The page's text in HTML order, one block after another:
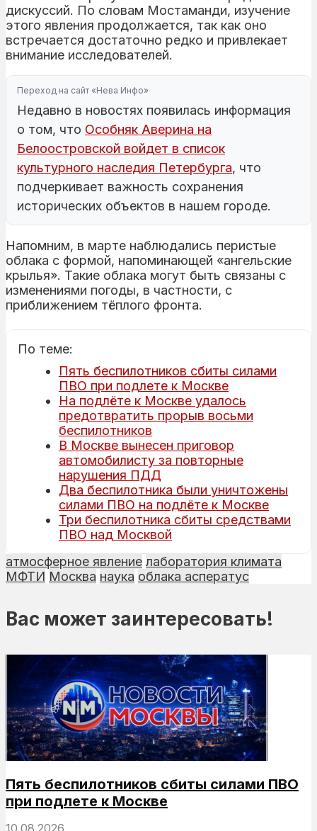
дискуссий. По словам Мостаманди, изучение
этого явления продолжается, так как оно
встречается достаточно редко и привлекает
внимание исследователей.
Переход на сайт «Нева Инфо»
Недавно в новостях появилась информация
о том, что Особняк Аверина на
Белоостровской войдет в список
культурного наследия Петербурга, что
подчеркивает важность сохранения
исторических объектов в нашем городе.
Напомним, в марте наблюдались перистые
облака с формой, напоминающей «ангельские
крылья». Такие облака могут быть связаны с
изменениями погоды, в частности, с
приближением тёплого фронта.
По теме:
Пять беспилотников сбиты силами
ПВО при подлете к Москве
На подлёте к Москве удалось
предотвратить прорыв восьми
беспилотников
В Москве вынесен приговор
автомобилисту за повторные
нарушения ПДД
Два беспилотника были уничтожены
силами ПВО на подлёте к Москве
Три беспилотника сбиты средствами
ПВО над Москвой
атмосферное явление лаборатория климата
МФТИ Москва наука облака асператус
Вас может заинтересовать!
Пять беспилотников сбиты силами ПВО
при подлете к Москве